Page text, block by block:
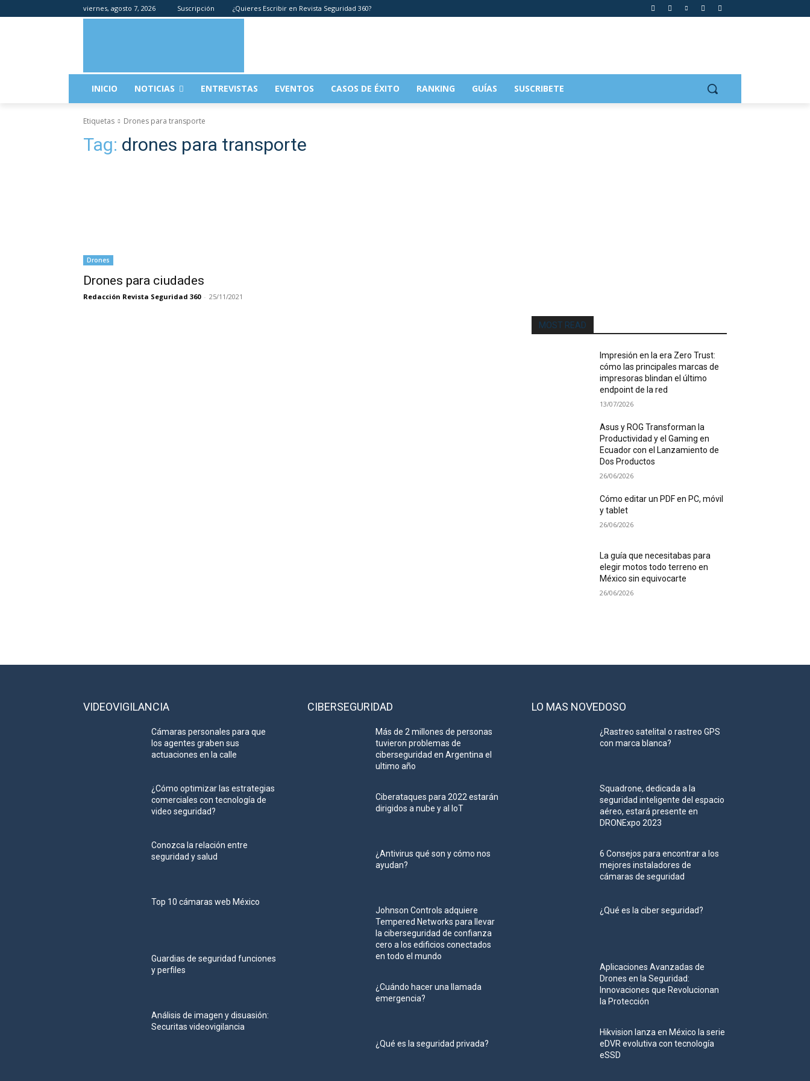
viernes, agosto 7, 2026 Suscripción ¿Quieres Escribir en Revista Seguridad 360?
INICIO NOTICIAS ENTREVISTAS EVENTOS CASOS DE ÉXITO RANKING GUÍAS SUSCRIBETE
Etiquetas Drones para transporte
Tag: drones para transporte
Drones
Drones para ciudades
Redacción Revista Seguridad 360 - 25/11/2021
MOST READ
Impresión en la era Zero Trust:
cómo las principales marcas de
impresoras blindan el último
endpoint de la red
13/07/2026
Asus y ROG Transforman la
Productividad y el Gaming en
Ecuador con el Lanzamiento de
Dos Productos
26/06/2026
Cómo editar un PDF en PC, móvil
y tablet
26/06/2026
La guía que necesitabas para
elegir motos todo terreno en
México sin equivocarte
26/06/2026
VIDEOVIGILANCIA
Cámaras personales para que
los agentes graben sus
actuaciones en la calle
¿Cómo optimizar las estrategias
comerciales con tecnología de
video seguridad?
Conozca la relación entre
seguridad y salud
Top 10 cámaras web México
Guardias de seguridad funciones
y perfiles
Análisis de imagen y disuasión:
Securitas videovigilancia
CIBERSEGURIDAD
Más de 2 millones de personas
tuvieron problemas de
ciberseguridad en Argentina el
ultimo año
Ciberataques para 2022 estarán
dirigidos a nube y al IoT
¿Antivirus qué son y cómo nos
ayudan?
Johnson Controls adquiere
Tempered Networks para llevar
la ciberseguridad de confianza
cero a los edificios conectados
en todo el mundo
¿Cuándo hacer una llamada
emergencia?
¿Qué es la seguridad privada?
LO MAS NOVEDOSO
¿Rastreo satelital o rastreo GPS
con marca blanca?
Squadrone, dedicada a la
seguridad inteligente del espacio
aéreo, estará presente en
DRONExpo 2023
6 Consejos para encontrar a los
mejores instaladores de
cámaras de seguridad
¿Qué es la ciber seguridad?
Aplicaciones Avanzadas de
Drones en la Seguridad:
Innovaciones que Revolucionan
la Protección
Hikvision lanza en México la serie
eDVR evolutiva con tecnología
eSSD